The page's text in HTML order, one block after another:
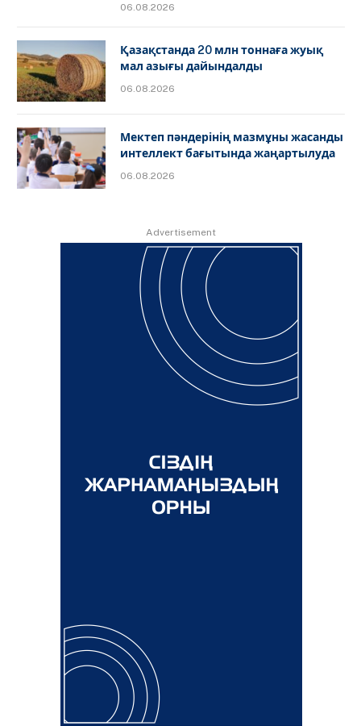
06.08.2026
Қазақстанда 20 млн тоннаға жуық
мал азығы дайындалды
06.08.2026
Мектеп пәндерінің мазмұны жасанды
интеллект бағытында жаңартылуда
06.08.2026
Advertisement